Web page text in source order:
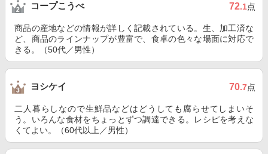
コープこうべ 72.1点
商品の産地などの情報が詳しく記載されている。生、加工済な
ど、商品のラインナップが豊富で、食卓の色々な場面に対応で
きる。（50代／男性）
ヨシケイ 70.7点
二人暮らしなので生鮮品などはどうしても腐らせてしまいそ
う。いろんな食材をちょっとずつ調達できる。レシピを考えな
くてよい。（60代以上／男性）